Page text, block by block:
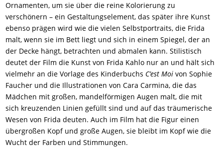
Ornamenten, um sie über die reine Kolorierung zu
verschönern – ein Gestaltungselement, das später ihre Kunst
ebenso prägen wird wie die vielen Selbstportraits, die Frida
malt, wenn sie im Bett liegt und sich in einem Spiegel, der an
der Decke hängt, betrachten und abmalen kann. Stilistisch
deutet der Film die Kunst von Frida Kahlo nur an und hält sich
vielmehr an die Vorlage des Kinderbuchs C’est Moivon Sophie
Faucher und die Illustrationen von Cara Carmina, die das
Mädchen mit großen, mandelförmigen Augen malt, die mit
sich kreuzenden Linien gefüllt sind und auf das träumerische
Wesen von Frida deuten. Auch im Film hat die Figur einen
übergroßen Kopf und große Augen, sie bleibt im Kopf wie die
Wucht der Farben und Stimmungen.